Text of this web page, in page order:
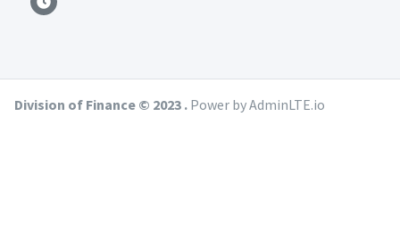
Division of Finance © 2023 . Power by AdminLTE.io